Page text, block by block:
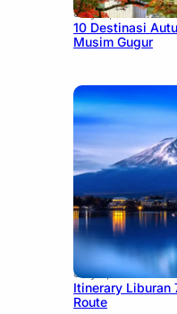
July 9, 2026
10 Destinasi
Musim Gugur
July 7, 2026
Itinerary Liburan
Route